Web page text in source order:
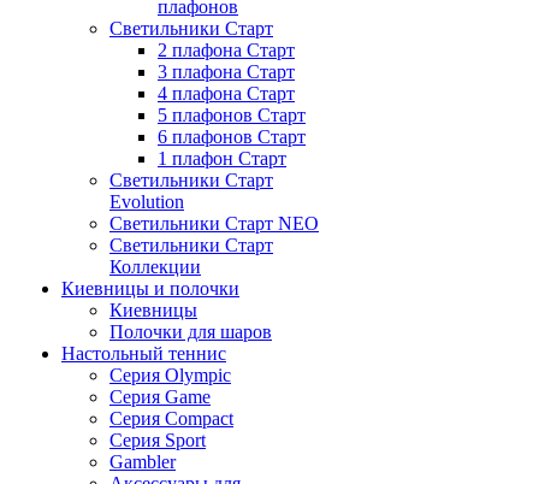
плафонов
Светильники Старт
2 плафона Старт
3 плафона Старт
4 плафона Старт
5 плафонов Старт
6 плафонов Старт
1 плафон Старт
Светильники Старт
Evolution
Светильники Старт NEO
Светильники Старт
Коллекции
Киевницы и полочки
Киевницы
Полочки для шаров
Настольный теннис
Серия Olympic
Серия Game
Серия Compact
Серия Sport
Gambler